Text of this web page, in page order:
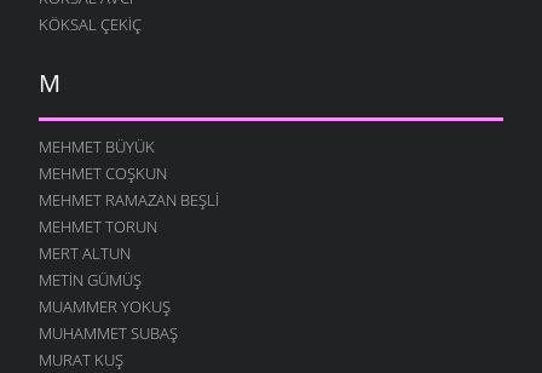
KÖKSAL ÇEKIÇ
M
MEHMET BÜYÜK
MEHMET COŞKUN
MEHMET RAMAZAN BEŞLI
MEHMET TORUN
MERT ALTUN
METIN GÜMÜŞ
MUAMMER YOKUŞ
MUHAMMET SUBAŞ
MURAT KUŞ